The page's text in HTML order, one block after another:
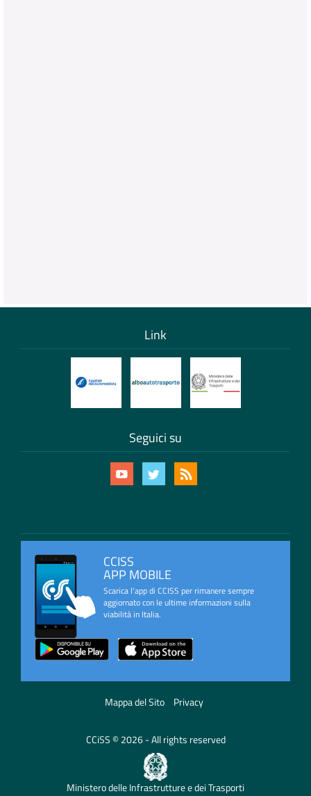
Link
Seguici su
CCISS
APP MOBILE
Scarica l'app di CCISS per rimanere sempre
aggiornato con le ultime informazioni sulla
viabilità in Italia.
Mappa del Sito Privacy
CCiSS © 2026 - All rights reserved
Ministero delle Infrastrutture e dei Trasporti